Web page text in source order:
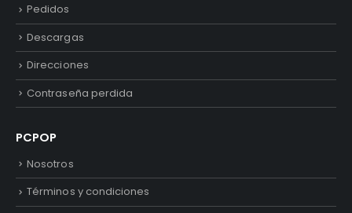
Pedidos
Descargas
Direcciones
Contraseña perdida
PCPOP
Nosotros
Términos y condiciones